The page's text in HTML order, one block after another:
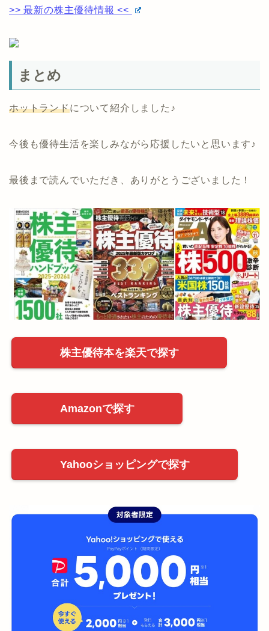
>> 最新の株主優待情報 <<
まとめ
ホットランドについて紹介しました♪
今後も優待生活を楽しみながら応援したいと思います♪
最後まで読んでいただき、ありがとうございました！
株主優待本を楽天で探す
Amazonで探す
Yahooショッピングで探す